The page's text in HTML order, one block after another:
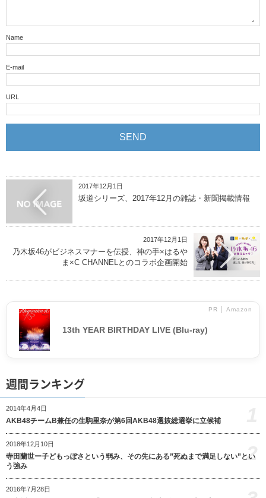
Name
E-mail
URL
2017年12月1日
坂道シリーズ、2017年12月の雑誌・新聞掲載情報
2017年12月1日
乃木坂46がビジネスマナーを伝授、神の手×はるや
ま×C CHANNELとのコラボ企画開始
PR │ Amazon
13th YEAR BIRTHDAY LIVE (Blu-ray)
週間ランキング
2014年4月4日
AKB48チームB兼任の生駒里奈が第6回AKB48選抜総選挙に立候補
2018年12月10日
寺田蘭世ー子どもっぽさという弱み、その先にある”死ぬまで満足しない”とい
う強み
2
2016年7月28日